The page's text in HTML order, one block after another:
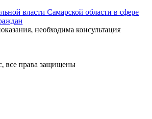
власти Самарской области в сфере
необходима консультация
все права защищены